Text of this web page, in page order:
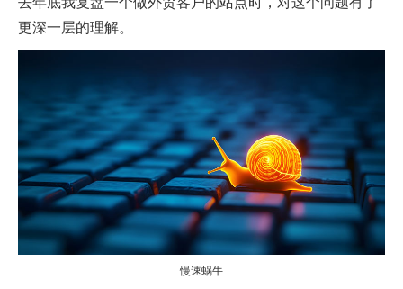
更深一层的理解。
慢速蜗牛